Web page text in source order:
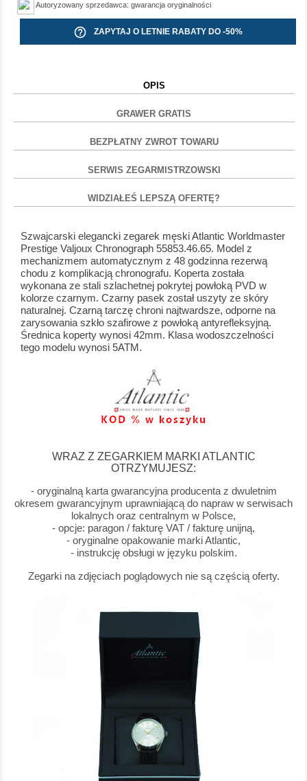
Autoryzowany sprzedawca: gwarancja oryginalności
help_outline ZAPYTAJ O LETNIE RABATY DO -50%
OPIS
GRAWER GRATIS
BEZPŁATNY ZWROT TOWARU
SERWIS ZEGARMISTRZOWSKI
WIDZIAŁEŚ LEPSZĄ OFERTĘ?
Szwajcarski elegancki zegarek męski Atlantic Worldmaster
Prestige Valjoux Chronograph 55853.46.65. Model z
mechanizmem automatycznym z 48 godzinna rezerwą
chodu z komplikacją chronografu. Koperta została
wykonana ze stali szlachetnej pokrytej powłoką PVD w
kolorze czarnym. Czarny pasek został uszyty ze skóry
naturalnej. Czarną tarczę chroni najtwardsze, odporne na
zarysowania szkło szafirowe z powłoką antyrefleksyjną.
Średnica koperty wynosi 42mm. Klasa wodoszczelności
tego modelu wynosi 5ATM.
WRAZ Z ZEGARKIEM MARKI ATLANTIC
OTRZYMUJESZ:
- oryginalną karta gwarancyjna producenta z dwuletnim
okresem gwarancyjnym uprawniającą do napraw w serwisach
lokalnych oraz centralnym w Polsce,
- opcje: paragon / fakturę VAT / fakturę unijną,
- oryginalne opakowanie marki Atlantic,
- instrukcję obsługi w języku polskim.
Zegarki na zdjęciach poglądowych nie są częścią oferty.